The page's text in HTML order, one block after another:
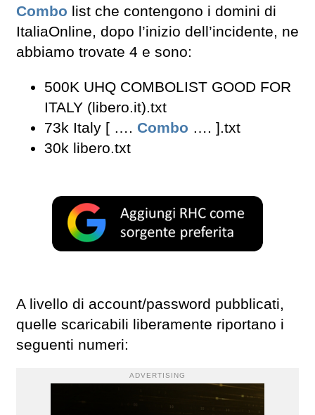
Combo list che contengono i domini di
ItaliaOnline, dopo l’inizio dell’incidente, ne
abbiamo trovate 4 e sono:
500K UHQ COMBOLIST GOOD FOR
ITALY (libero.it).txt
73k Italy [ …. Combo …. ].txt
30k libero.txt
A livello di account/password pubblicati,
quelle scaricabili liberamente riportano i
seguenti numeri:
ADVERTISING